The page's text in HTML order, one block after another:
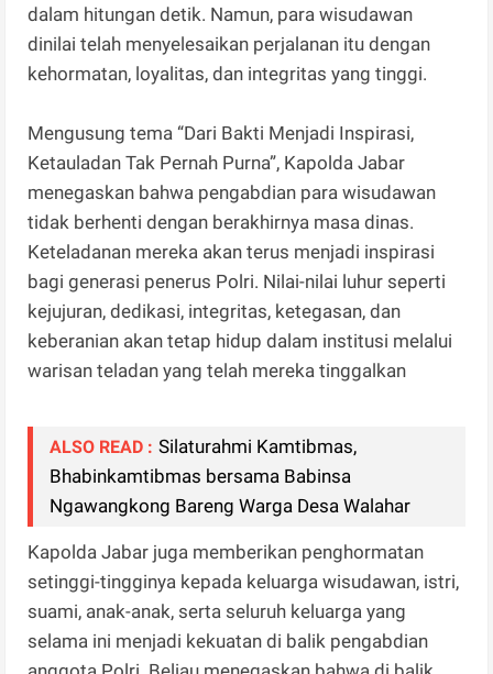
dalam hitungan detik. Namun, para wisudawan
dinilai telah menyelesaikan perjalanan itu dengan
kehormatan, loyalitas, dan integritas yang tinggi.
Mengusung tema “Dari Bakti Menjadi Inspirasi,
Ketauladan Tak Pernah Purna”, Kapolda Jabar
menegaskan bahwa pengabdian para wisudawan
tidak berhenti dengan berakhirnya masa dinas.
Keteladanan mereka akan terus menjadi inspirasi
bagi generasi penerus Polri. Nilai-nilai luhur seperti
kejujuran, dedikasi, integritas, ketegasan, dan
keberanian akan tetap hidup dalam institusi melalui
warisan teladan yang telah mereka tinggalkan
ALSO READ : Silaturahmi Kamtibmas,
Bhabinkamtibmas bersama Babinsa
Ngawangkong Bareng Warga Desa Walahar
Kapolda Jabar juga memberikan penghormatan
setinggi-tingginya kepada keluarga wisudawan, istri,
suami, anak-anak, serta seluruh keluarga yang
selama ini menjadi kekuatan di balik pengabdian